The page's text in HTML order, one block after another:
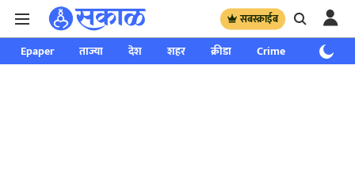
सबस्क्राईब
Epaper ताज्या देश शहर क्रीडा Crime साप्ताहिक